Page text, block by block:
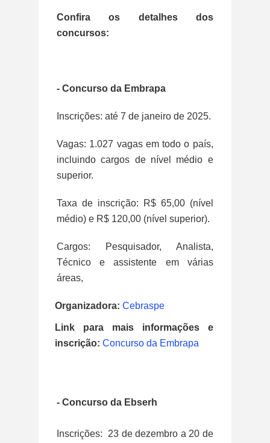
Confira os detalhes dos
concursos:
- Concurso da Embrapa
Inscrições: até 7 de janeiro de 2025.
Vagas: 1.027 vagas em todo o país,
incluindo cargos de nível médio e
superior.
Taxa de inscrição: R$ 65,00 (nível
médio) e R$ 120,00 (nível superior).
Cargos: Pesquisador, Analista,
Técnico e assistente em várias
áreas,
Organizadora: Cebraspe
Link para mais informações e
inscrição: Concurso da Embrapa
- Concurso da Ebserh
Inscrições: 23 de dezembro a 20 de